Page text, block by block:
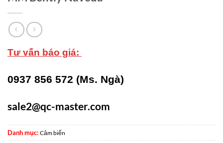
Tư vấn báo giá:
0937 856 572 (Ms. Ngà)
sale2@qc-master.com
Danh mục: Cảm biến